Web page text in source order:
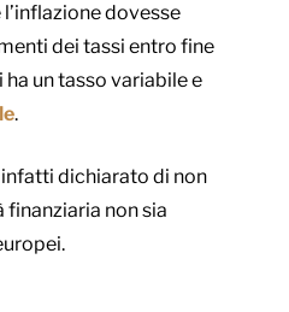
dovesse
dei tassi entro fine
un tasso variabile e
.
dichiarato di non
non sia